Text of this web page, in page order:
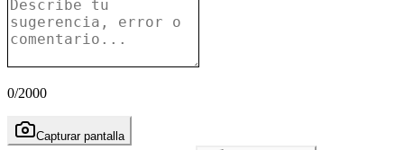
0/2000
Capturar pantalla